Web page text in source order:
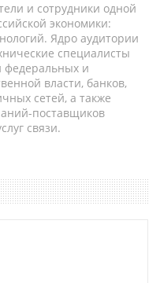
и сотрудники одной
экономики:
Ядро аудитории
специалисты
федеральных и
власти, банков,
сетей, а также
поставщиков
связи.